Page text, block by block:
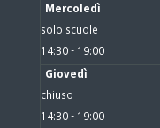
Mercoledì
solo scuole
14:30 - 19:00
Giovedì
chiuso
14:30 - 19:00